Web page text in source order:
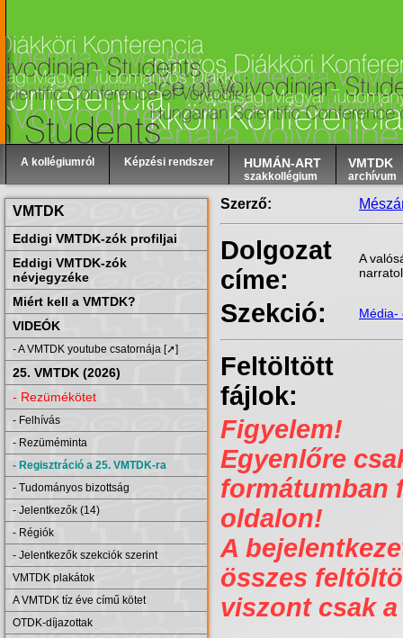
A kollégiumról Képzési rendszer HUMÁN-ART
szakkollégium
VMTDK
archívum
VMTDK
Eddigi VMTDK-zók profiljai
Eddigi VMTDK-zók
névjegyzéke
Miért kell a VMTDK?
VIDEÓK
- A VMTDK youtube csatornája [➚]
25. VMTDK (2026)
- Rezümékötet
- Felhívás
- Rezüméminta
- Regisztráció a 25. VMTDK-ra
- Tudományos bizottság
- Jelentkezők (14)
- Régiók
- Jelentkezők szekciók szerint
VMTDK plakátok
A VMTDK tíz éve című kötet
OTDK-díjazottak
Szerző:
Dolgozat
címe:
A
Szekció: Média-
Feltöltött
fájlok:
Figyelem!
Egyenlőre
formátumban
oldalon!
A
összes
viszont csak